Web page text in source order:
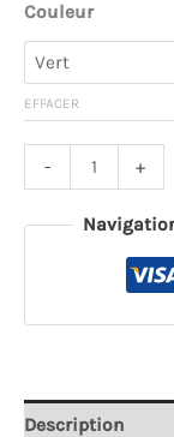
Couleur
EFFACER
-
quantité
de
Nettoyeur
Polyvalent
usage
+
Description